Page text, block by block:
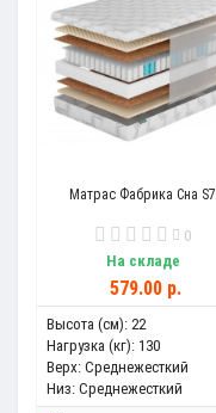
Матрас Фабрика Сна S7
0
На складе
579.00 р.
Высота (см): 22
Нагрузка (кг): 130
Верх: Среднежесткий
Низ: Среднежесткий